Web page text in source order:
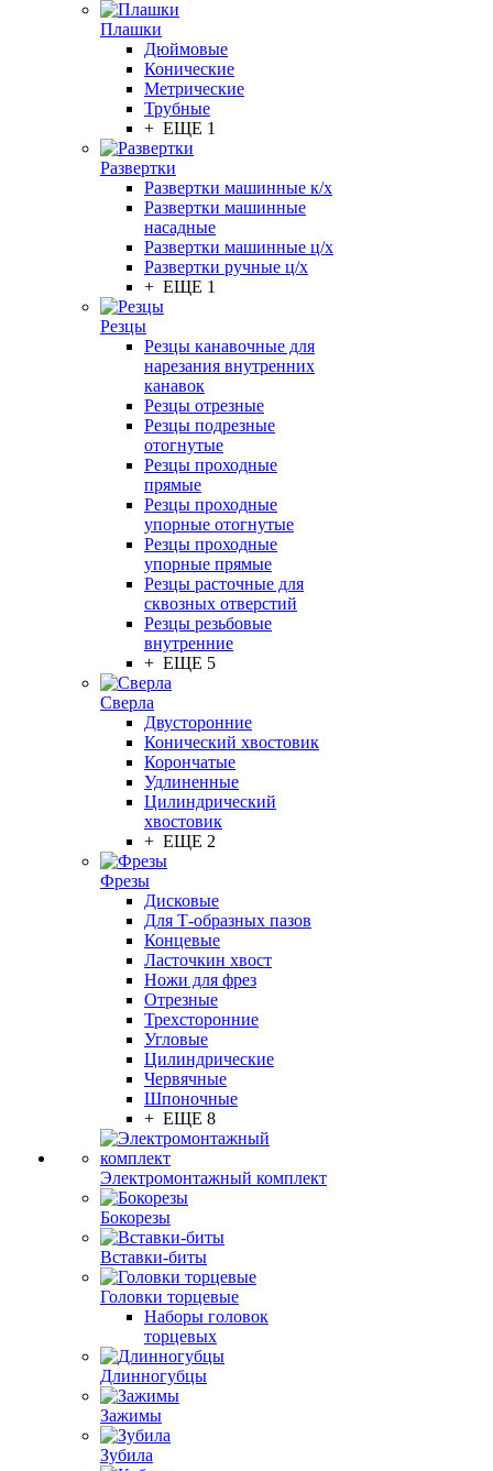
Плашки
Дюймовые
Конические
Метрические
Трубные
+ ЕЩЕ 1
Развертки
Развертки машинные к/х
Развертки машинные
насадные
Развертки машинные ц/х
Развертки ручные ц/х
+ ЕЩЕ 1
Резцы
Резцы канавочные для
нарезания внутренних
канавок
Резцы отрезные
Резцы подрезные
отогнутые
Резцы проходные
прямые
Резцы проходные
упорные отогнутые
Резцы проходные
упорные прямые
Резцы расточные для
сквозных отверстий
Резцы резьбовые
внутренние
+ ЕЩЕ 5
Сверла
Двусторонние
Конический хвостовик
Корончатые
Удлиненные
Цилиндрический
хвостовик
+ ЕЩЕ 2
Фрезы
Дисковые
Для Т-образных пазов
Концевые
Ласточкин хвост
Ножи для фрез
Отрезные
Трехсторонние
Угловые
Цилиндрические
Червячные
Шпоночные
+ ЕЩЕ 8
Электромонтажный комплект
Бокорезы
Вставки-биты
Головки торцевые
Наборы головок
торцевых
Длинногубцы
Зажимы
Зубила